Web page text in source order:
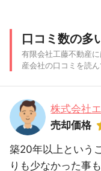
口コミ数の多
有限会社工藤不動産
産会社の口コミを読
株式会社
売却価格
築20年以上という
りも少なかった事